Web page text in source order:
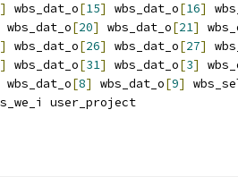
] wbs_dat_o[15] wbs_dat_o[16]
wbs_dat_o[20] wbs_dat_o[21]
] wbs_dat_o[26] wbs_dat_o[27]
] wbs_dat_o[31] wbs_dat_o[3]
wbs_dat_o[8] wbs_dat_o[9]
user_project